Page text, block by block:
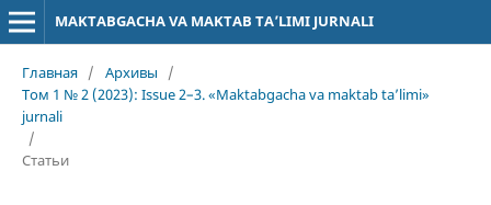
MAKTABGACHA VA MAKTAB TA’LIMI JURNALI
Главная / Архивы
/
Том 1 № 2 (2023): Issue 2–3. «Maktabgacha va maktab ta’limi»
jurnali
/
Статьи